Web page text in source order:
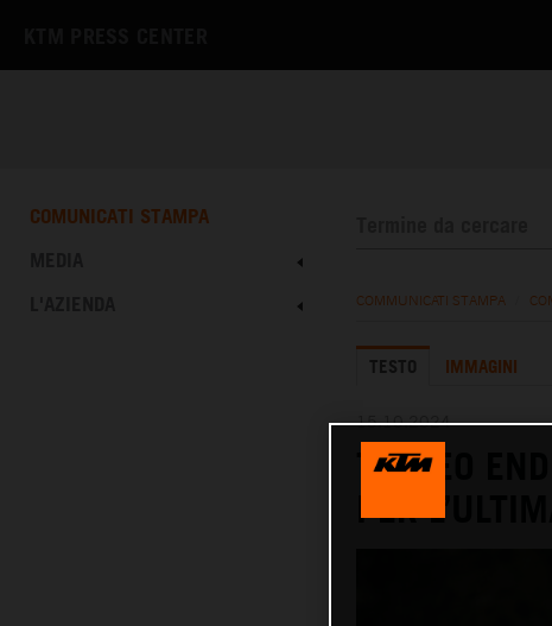
COMUNICATI STAMPA
COMMUNICATI STAMPA
TESTO IMMAGINI
15.10.2024
TROFEO
PER